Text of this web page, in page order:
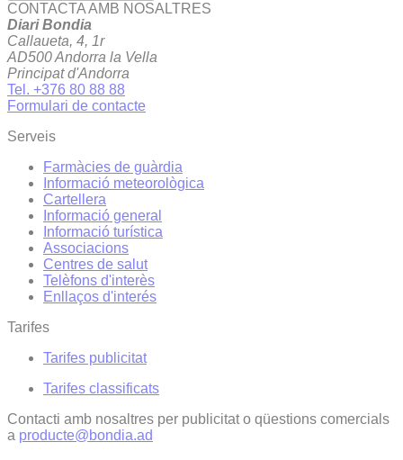
CONTACTA AMB NOSALTRES
Diari Bondia
Callaueta, 4, 1r
AD500 Andorra la Vella
Principat d'Andorra
Tel. +376 80 88 88
Formulari de contacte
Serveis
Farmàcies de guàrdia
Informació meteorològica
Cartellera
Informació general
Informació turística
Associacions
Centres de salut
Telèfons d'interès
Enllaços d'interés
Tarifes
Tarifes publicitat
Tarifes classificats
Contacti amb nosaltres per publicitat o qüestions comercials
a producte@bondia.ad